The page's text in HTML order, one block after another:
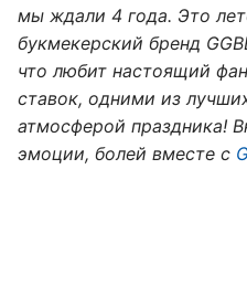
мы ждали 4 года. Это
букмекерский бренд
что любит настоящий
ставок, одними из
атмосферой праздника!
эмоции, болей вместе с